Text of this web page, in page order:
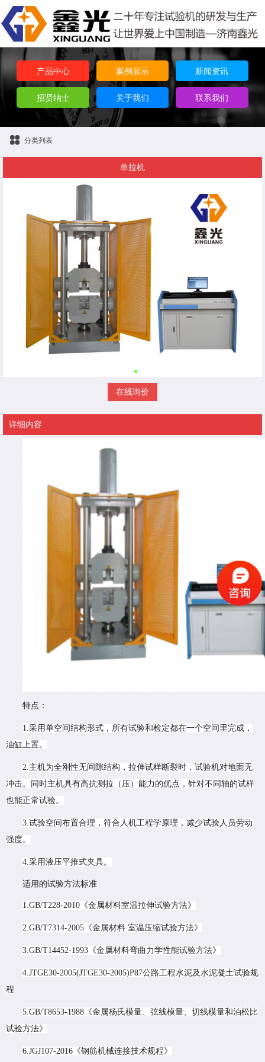
产品中心 案例展示 新闻资讯
招贤纳士 关于我们 联系我们
分类列表
单拉机
在线询价
详细内容
特点：
1.采用单空间结构形式，所有试验和检定都在一个空间里完成，
油缸上置。
2.主机为全刚性无间隙结构，拉伸试样断裂时，试验机对地面无
冲击。同时主机具有高抗测拉（压）能力的优点，针对不同轴的试样
也能正常试验。
3.试验空间布置合理，符合人机工程学原理，减少试验人员劳动
强度。
4.采用液压平推式夹具。
适用的试验方法标准
1.GB/T228-2010《金属材料室温拉伸试验方法》
2.GB/T7314-2005《金属材料 室温压缩试验方法》
3.GB/T14452-1993《金属材料弯曲力学性能试验方法》
4.JTGE30-2005(JTGE30-2005)P87公路工程水泥及水泥凝土试验规
程
5.GB/T8653-1988《金属杨氏模量、弦线模量、切线模量和泊松比
试验方法》
6.JGJ107-2016《钢筋机械连接技术规程》